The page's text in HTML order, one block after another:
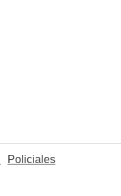
Policiales